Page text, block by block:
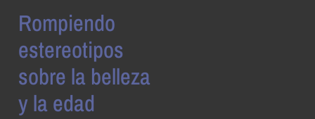
Rompiendo
estereotipos
sobre la belleza
y la edad